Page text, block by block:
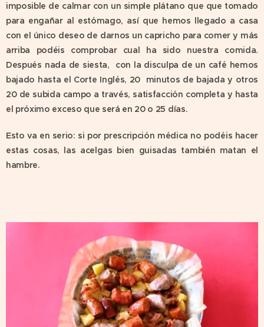
imposible de calmar con un simple plátano que que tomado
para engañar al estómago, así que hemos llegado a casa
con el único deseo de darnos un capricho para comer y más
arriba podéis comprobar cual ha sido nuestra comida.
Después nada de siesta, con la disculpa de un café hemos
bajado hasta el Corte Inglés, 20 minutos de bajada y otros
20 de subida campo a través, satisfacción completa y hasta
el próximo exceso que será en 20 o 25 días.
Esto va en serio: si por prescripción médica no podéis hacer
estas cosas, las acelgas bien guisadas también matan el
hambre.